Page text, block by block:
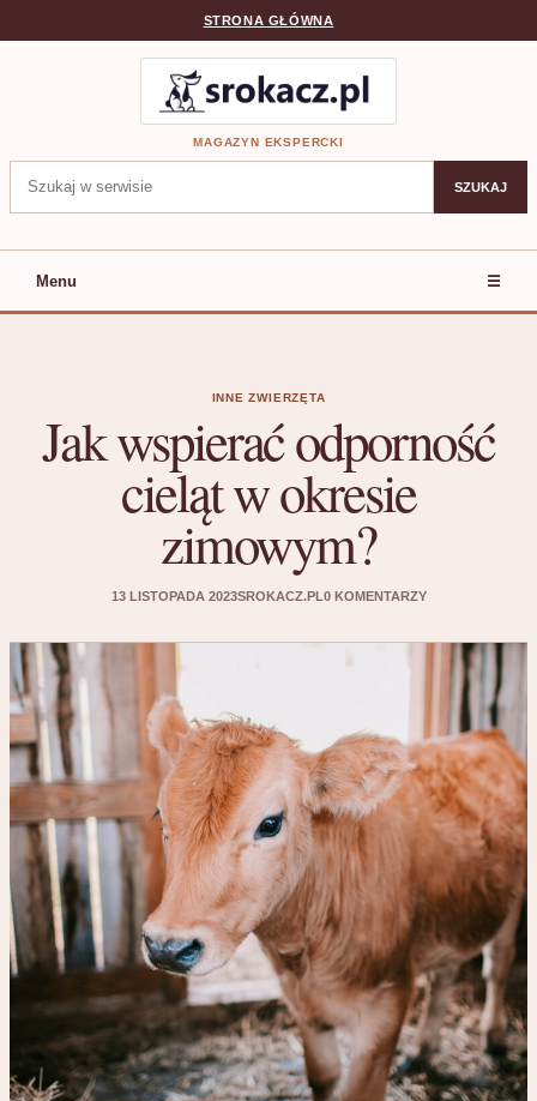
STRONA GŁÓWNA
MAGAZYN EKSPERCKI
Szukaj:
SZUKAJ
Menu ☰
INNE ZWIERZĘTA
Jak wspierać odporność
cieląt w okresie
zimowym?
13 LISTOPADA 2023SROKACZ.PL0 KOMENTARZY